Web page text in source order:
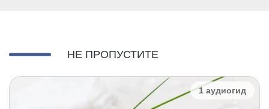
НЕ ПРОПУСТИТЕ
1 аудиогид